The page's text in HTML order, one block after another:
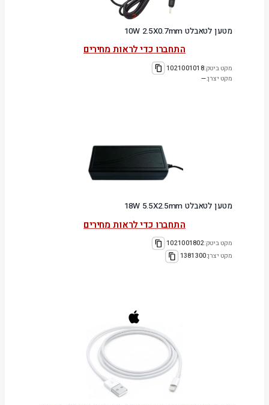
מטען לטאבלט 10W 2.5X0.7mm
התחברו כדי לראות מחירים
מקט ביטק:1021001018
מקט יצרן:—
מטען לטאבלט 18W 5.5X2.5mm
התחברו כדי לראות מחירים
מקט ביטק:1021001802
מקט יצרן:1381300